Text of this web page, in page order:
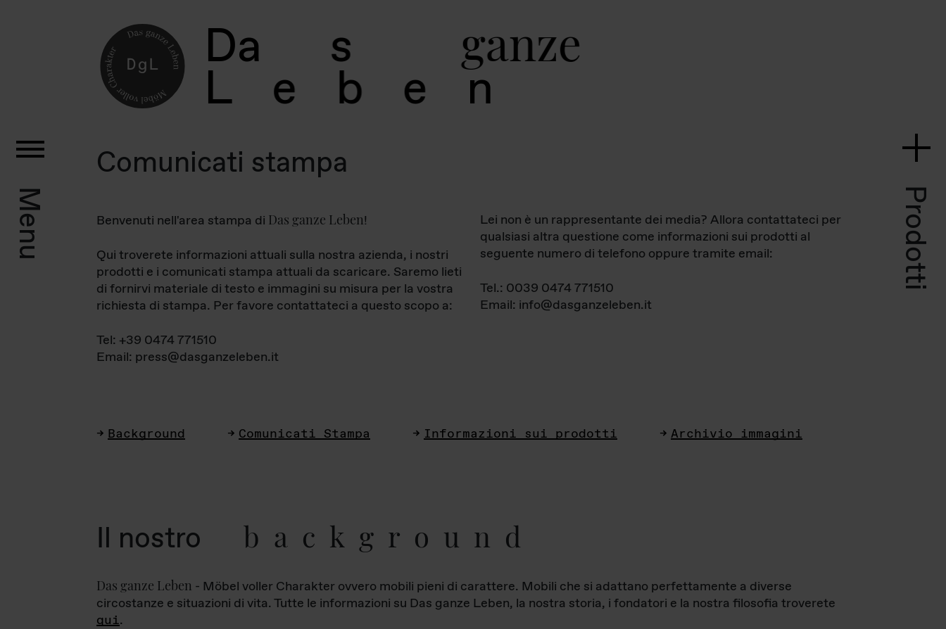
Da s ganz
L e b e
Menu Prodotti
Comunicati stampa
Benvenuti nell'area stampa di Das ganze Leben!
Qui troverete informazioni attuali sulla nostra azienda, i nostri
prodotti e i comunicati stampa attuali da scaricare. Saremo lieti
di fornirvi materiale di testo e immagini su misura per la vostra
richiesta di stampa. Per favore contattateci a questo scopo a:
Tel: +39 0474 771510
Email: press@dasganzeleben.it
Lei non è un rappresentante dei media? Allora contattateci per
qualsiasi altra questione come informazioni sui prodotti al
seguente numero di telefono oppure tramite email:
Tel.: 0039 0474 771510
Email: info@dasganzeleben.it
Background Comunicati Stampa Informazioni sui prodotti Archivio immagini
Il nostro background
Das ganze Leben - Möbel voller Charakter ovvero mobili pieni di carattere. Mobili che si adattano perfettamente a diverse
circostanze e situazioni di vita. Tutte le informazioni su Das ganze Leben, la nostra storia, i fondatori e la nostra filosofia troverete
qui.